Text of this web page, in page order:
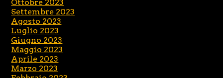
Ottobre 2023
Settembre 2023
Agosto 2023
Luglio 2023
Giugno 2023
Maggio 2023
Aprile 2023
Marzo 2023